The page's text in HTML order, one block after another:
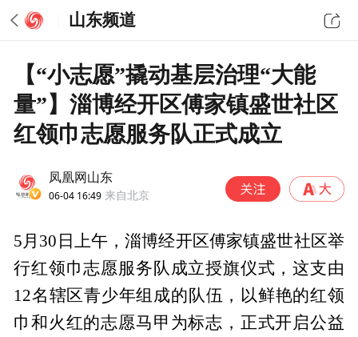
山东频道
【“小志愿”撬动基层治理“大能
量”】淄博经开区傅家镇盛世社区
红领巾志愿服务队正式成立
凤凰网山东
06-04 16:49 来自北京
5月30日上午，淄博经开区傅家镇盛世社区举
行红领巾志愿服务队成立授旗仪式，这支由
12名辖区青少年组成的队伍，以鲜艳的红领
巾和火红的志愿马甲为标志，正式开启公益